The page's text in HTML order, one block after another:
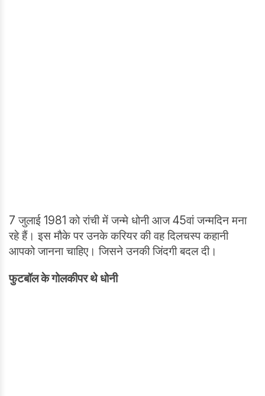
7 जुलाई 1981 को रांची में जन्मे धोनी आज 45वां जन्मदिन मना
रहे हैं। इस मौके पर उनके करियर की वह दिलचस्प कहानी
आपको जानना चाहिए। जिसने उनकी जिंदगी बदल दी।
फुटबॉल के गोलकीपर थे धोनी